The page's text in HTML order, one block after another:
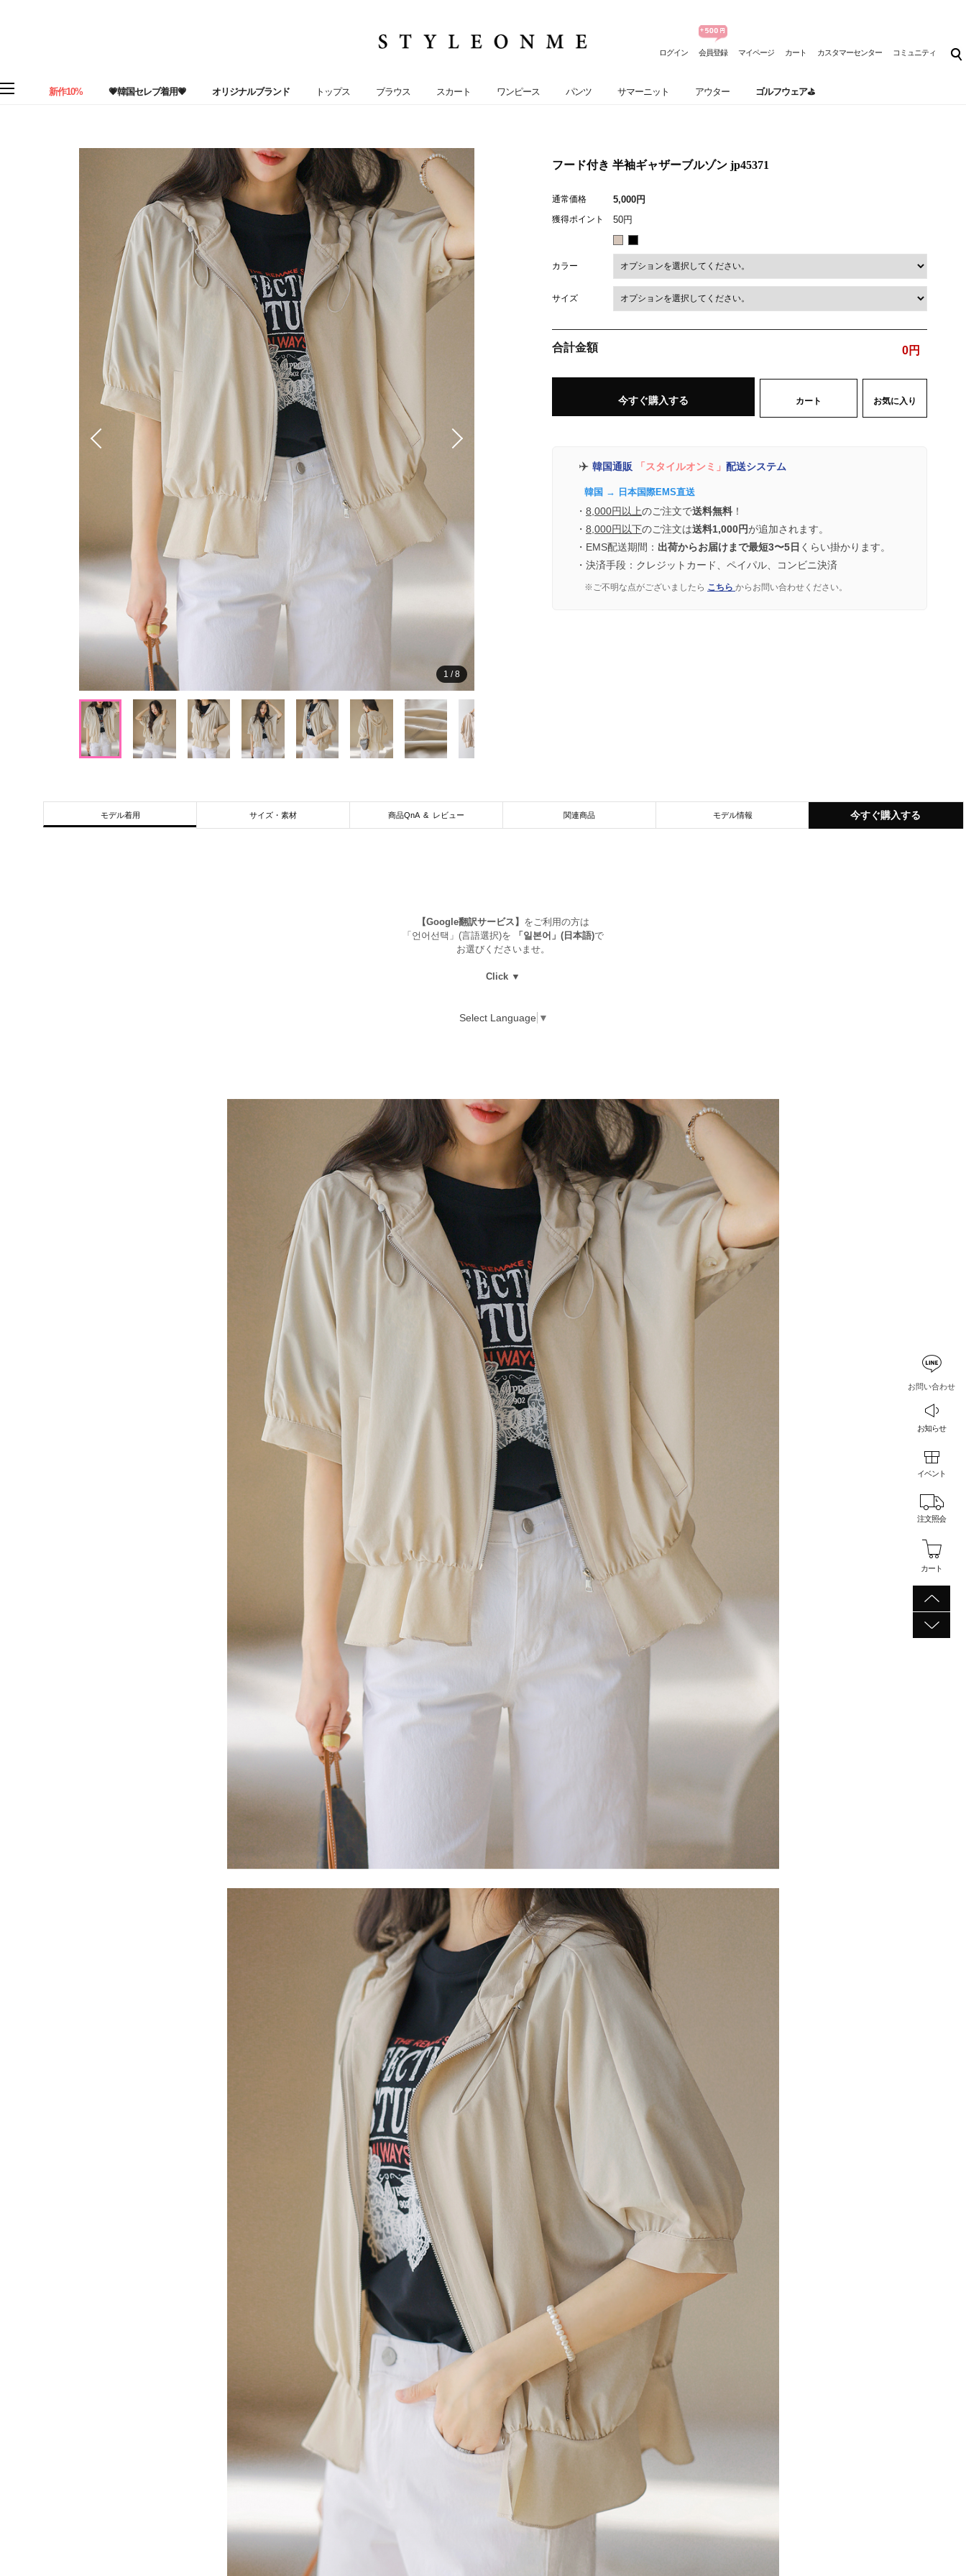
ログイン 会員登録 マイページ カート カスタマーセンター コミュニティ
新作10% 💗韓国セレブ着用💗 オリジナルブランド トップス ブラウス スカート ワンピース パンツ サマーニット アウター ゴルフウェア⛳
お問い合わせ
お知らせ
イベント
注文照会
カート
1 /8
フード付き 半袖ギャザーブルゾン jp45371
通常価格 5,000円
獲得ポイント 50円
カラー
サイズ
合計金額 0円
今すぐ購入する カート お気に入り
✈️ 韓国通販 「スタイルオンミ」 配送システム
韓国 → 日本国際EMS直送
・ 8,000円以上のご注文で送料無料 ！
・ 8,000円以下のご注文は送料1,000円が追加されます。
・EMS配送期間： 出荷からお届けまで最短3〜5日 くらい掛かります。
・決済手段：クレジットカード、ペイパル、コンビニ決済
※ご不明な点がございましたら こちら からお問い合わせください。
モデル着用 サイズ・素材 商品QnA & レビュー 関連商品 モデル情報 今すぐ購入する
【Google翻訳サービス】 をご利用の方は
「언어선택」(言語選択)を
「일본어」(日本語)で
お選びくださいませ。
Click ▼
Select Language ▼